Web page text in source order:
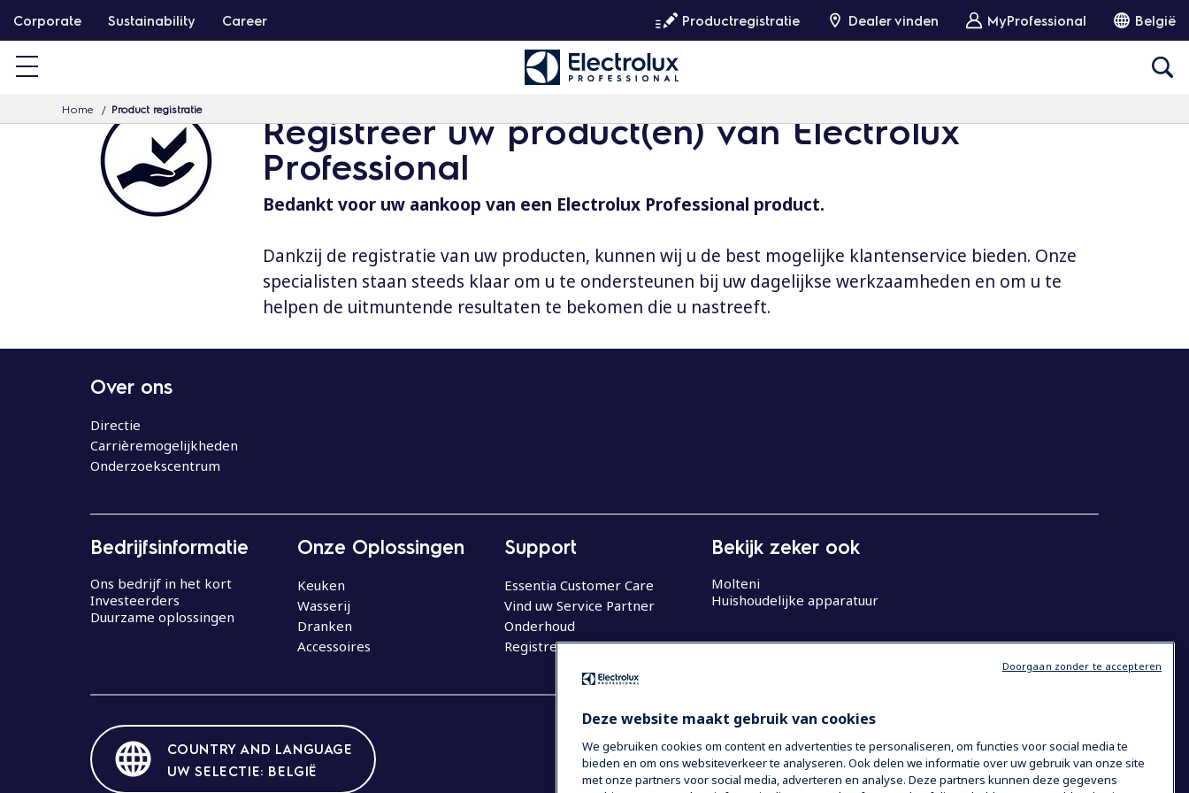
a
n
Corporate Sustainability Career Productregistratie Dealer vinden MyProfessional België
Home Product registratie Registreer uw product(en) van Electrolux
Professional
Bedankt voor uw aankoop van een Electrolux Professional product.
Dankzij de registratie van uw producten, kunnen wij u de best mogelijke klantenservice bieden. Onze
specialisten staan steeds klaar om u te ondersteunen bij uw dagelijkse werkzaamheden en om u te
helpen de uitmuntende resultaten te bekomen die u nastreeft.
Over ons
Directie
Carrièremogelijkheden
Onderzoekscentrum
Bedrijfsinformatie
Ons bedrijf in het kort
Investeerders
Duurzame oplossingen
Onze Oplossingen
Keuken
Wasserij
Dranken
Accessoires
Support
Essentia Customer Care
Vind uw Service Partner
Onderhoud
Registreer uw product
Bekijk zeker ook
Molteni
Huishoudelijke apparatuur
COUNTRY AND LANGUAGE
UW SELECTIE: BELGIË
Deze website maakt gebruik van cookies
We gebruiken cookies om content en advertenties te personaliseren, om functies voor social media te
bieden en om ons websiteverkeer te analyseren. Ook delen we informatie over uw gebruik van onze site
met onze partners voor social media, adverteren en analyse. Deze partners kunnen deze gegevens
Doorgaan zonder te accepteren